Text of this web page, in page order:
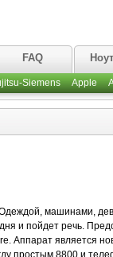
FAQ
Siemens Apple
машинами,
и пойдет речь.
Аппарат является
простым 8800 и